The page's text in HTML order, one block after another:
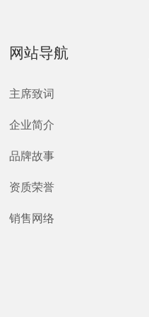
网站导航
主席致词
企业简介
品牌故事
资质荣誉
销售网络